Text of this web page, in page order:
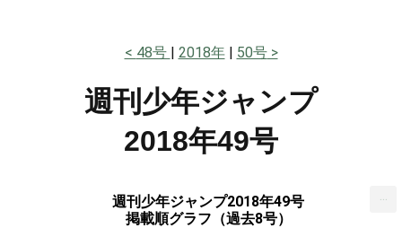
48号 2018年 50号
週刊少年ジャンプ
2018年49号
週刊少年ジャンプ2018年49号
掲載順グラフ（過去8号）